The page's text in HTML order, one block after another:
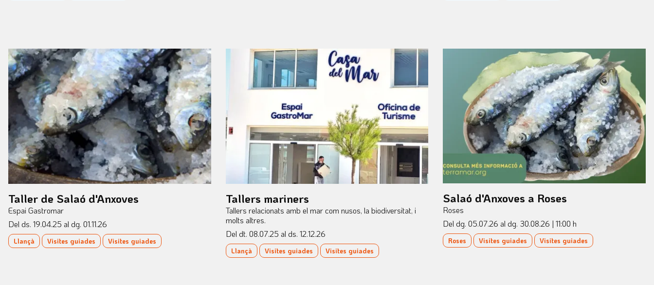
Taller de Salaó d'Anxoves
Espai Gastromar
Del ds. 19.04.25 al dg. 01.11.26
Llançà Visites guiades Visites guiades
Tallers mariners
Tallers relacionats amb el mar com nusos, la biodiversitat, i
molts altres.
Del dt. 08.07.25 al ds. 12.12.26
Llançà Visites guiades Visites guiades
Salaó d'Anxoves a Roses
Roses
Del dg. 05.07.26 al dg. 30.08.26 |11:00 h
Roses Visites guiades Visites guiades